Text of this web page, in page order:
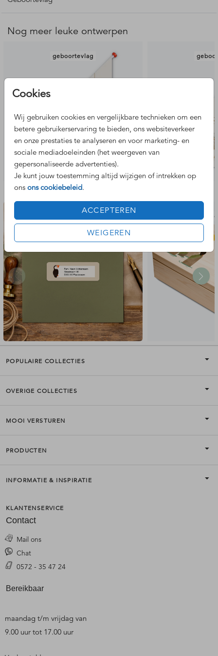
Cookies
Wij gebruiken cookies en vergelijkbare technieken om een
betere gebruikerservaring te bieden, ons websiteverkeer
en onze prestaties te analyseren en voor marketing- en
sociale mediadoeleinden (het weergeven van
gepersonaliseerde advertenties).
Je kunt jouw toestemming altijd wijzigen of intrekken op
ons ons cookiebeleid.
ACCEPTEREN
WEIGEREN
je de vlag aan 2 zijden aanpast!
Deze geboortevlag past bij dit geboortekaartje
Let op: de geboortevlag wordt los van de geboortekaartjes
er kleurverschil ontstaan. De levertijd is 5 - 7 werkdagen.
Nog meer leuke ontwerpen
geboortevlag
Bekijk de complete set
POPULAIRE COLLECTIES
OVERIGE COLLECTIES
MOOI VERSTUREN
PRODUCTEN
INFORMATIE & INSPIRATIE
KLANTENSERVICE
Contact
Mail ons
Chat
0572 - 35 47 24
Bereikbaar
maandag t/m vrijdag van
9.00 uur tot 17.00 uur